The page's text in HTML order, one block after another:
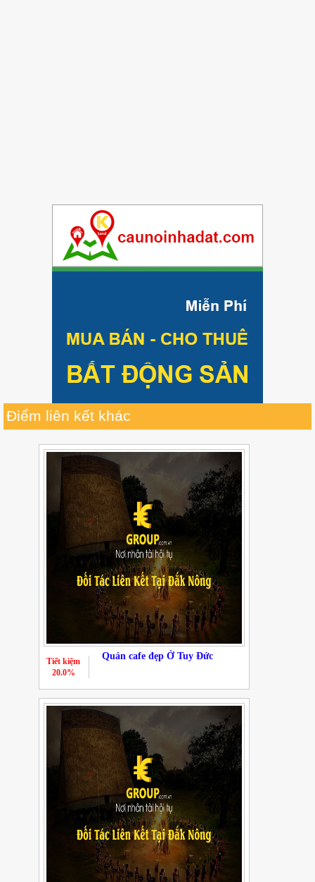
Điểm liên kết khác
Quán cafe đẹp Ở Tuy Đức
Tiết kiệm
20.0%